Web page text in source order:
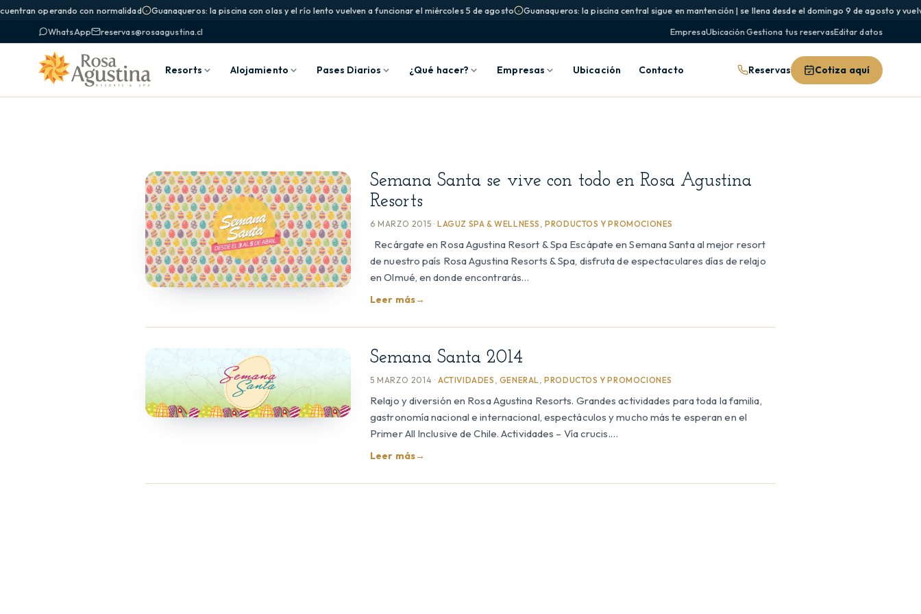
operando con normalidad Guanaqueros: la piscina con olas y el río lento vuelven a funcionar el miércoles 5 de agosto
Guanaqueros: la piscina central sigue en mantención | se llena desde el domingo 9 de agosto y
WhatsApp
reservas@rosaagustina.cl EmpresaUbicación·Gestiona tus reservasEditar datos
Resorts Alojamiento Pases Diarios ¿Qué hacer? Empresas Ubicación Contacto Reservas Cotiza aquí
Semana Santa se vive con todo en Rosa Agustina
Resorts
6 MARZO 2015 · LAGUZ SPA & WELLNESS ,PRODUCTOS Y PROMOCIONES
Recárgate en Rosa Agustina Resort & Spa Escápate en Semana Santa al mejor resort
de nuestro país Rosa Agustina Resorts & Spa, disfruta de espectaculares días de relajo
en Olmué, en donde encontrarás…
Leer más→
Semana Santa 2014
5 MARZO 2014 · ACTIVIDADES , GENERAL,PRODUCTOS Y PROMOCIONES
Relajo y diversión en Rosa Agustina Resorts. Grandes actividades para toda la familia,
gastronomía nacional e internacional, espectáculos y mucho más te esperan en el
Primer All Inclusive de Chile. Actividades – Vía crucis.…
Leer más→